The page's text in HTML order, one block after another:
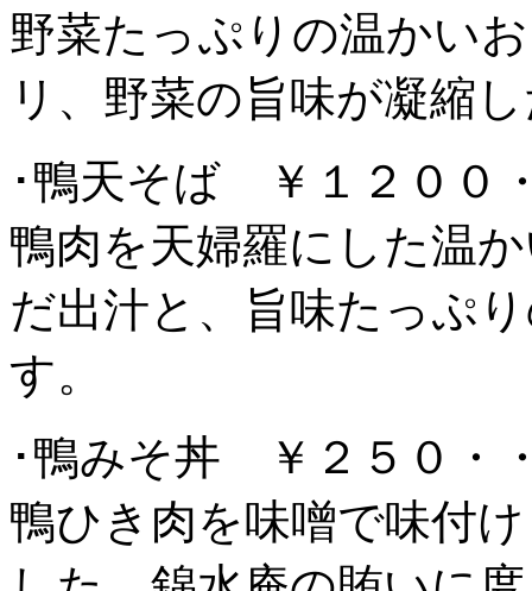
野菜たっぷりの温かい
リ、野菜の旨味が凝縮
･鴨天そば ￥１２００
鴨肉を天婦羅にした温
だ出汁と、旨味たっぷ
す。
･鴨みそ丼 ￥２５０・
鴨ひき肉を味噌で味付